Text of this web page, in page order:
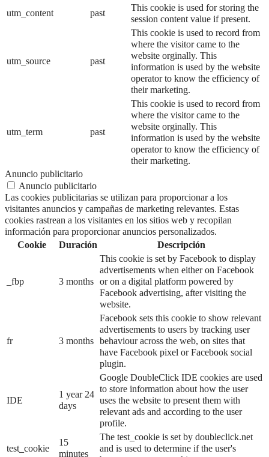
utm_content
past
This cookie is used for storing the
session content value if present.
utm_source past
This cookie is used to record from
where the visitor came to the
website orginally. This
information is used by the website
operator to know the efficiency of
their marketing.
utm_term past
This cookie is used to record from
where the visitor came to the
website orginally. This
information is used by the website
operator to know the efficiency of
their marketing.
Anuncio publicitario
Anuncio publicitario
Las cookies publicitarias se utilizan para proporcionar a los
visitantes anuncios y campañas de marketing relevantes. Estas
cookies rastrean a los visitantes en los sitios web y recopilan
información para proporcionar anuncios personalizados.
Cookie
Duración Descripción
_fbp 3 months
This cookie is set by Facebook to display
advertisements when either on Facebook
or on a digital platform powered by
Facebook advertising, after visiting the
website.
fr 3 months
Facebook sets this cookie to show relevant
advertisements to users by tracking user
behaviour across the web, on sites that
have Facebook pixel or Facebook social
plugin.
IDE
1 year 24
days
Google DoubleClick IDE cookies are used
to store information about how the user
uses the website to present them with
relevant ads and according to the user
profile.
test_cookie
15
minutes
The test_cookie is set by doubleclick.net
and is used to determine if the user's